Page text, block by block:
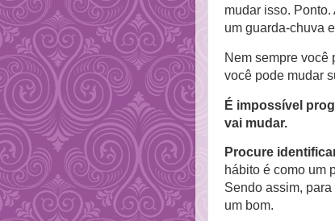
mudar isso.
um guarda-chuva
Nem sempre você
você pode mudar
É impossível
vai mudar.
Procure
hábito é como um
Sendo assim,
um bom.